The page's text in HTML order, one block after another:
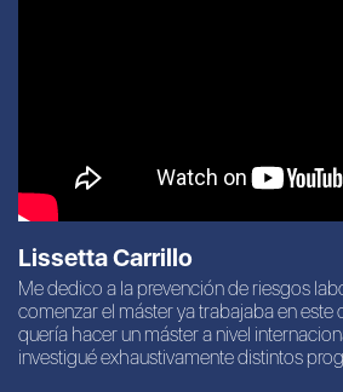
Lissetta Carrillo
Me dedico a la prevención de riesgos
comenzar el máster ya trabajaba en este
quería hacer un máster a nivel
investigué exhaustivamente distintos